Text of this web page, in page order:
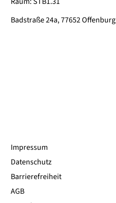
Badstraße 24a, 77652 Offenburg
Impressum
Datenschutz
Barrierefreiheit
AGB